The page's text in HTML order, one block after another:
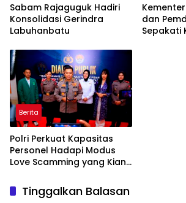
Sabam Rajaguguk Hadiri
Konsolidasi Gerindra
Labuhanbatu
dan
Sepakati
Berita
Polri Perkuat Kapasitas
Personel Hadapi Modus
Love Scamming yang Kian
Tinggalkan Balasan